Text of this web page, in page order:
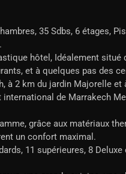
35 Sdbs, 6 étages,
hôtel, Idéalement situé
et à quelques pas des
à 2 km du jardin Majorelle
international de Marrakech
grâce aux matériaux
un confort maximal.
11 supérieures, 8